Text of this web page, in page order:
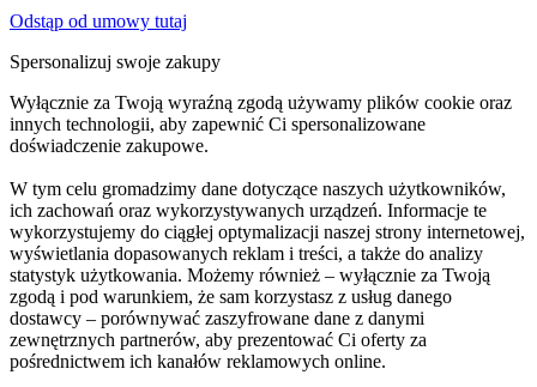
Odstąp od umowy tutaj
Spersonalizuj swoje zakupy
Wyłącznie za Twoją wyraźną zgodą używamy plików cookie oraz
innych technologii, aby zapewnić Ci spersonalizowane
doświadczenie zakupowe.
W tym celu gromadzimy dane dotyczące naszych użytkowników,
ich zachowań oraz wykorzystywanych urządzeń. Informacje te
wykorzystujemy do ciągłej optymalizacji naszej strony internetowej,
wyświetlania dopasowanych reklam i treści, a także do analizy
statystyk użytkowania. Możemy również – wyłącznie za Twoją
zgodą i pod warunkiem, że sam korzystasz z usług danego
dostawcy – porównywać zaszyfrowane dane z danymi
zewnętrznych partnerów, aby prezentować Ci oferty za
pośrednictwem ich kanałów reklamowych online.